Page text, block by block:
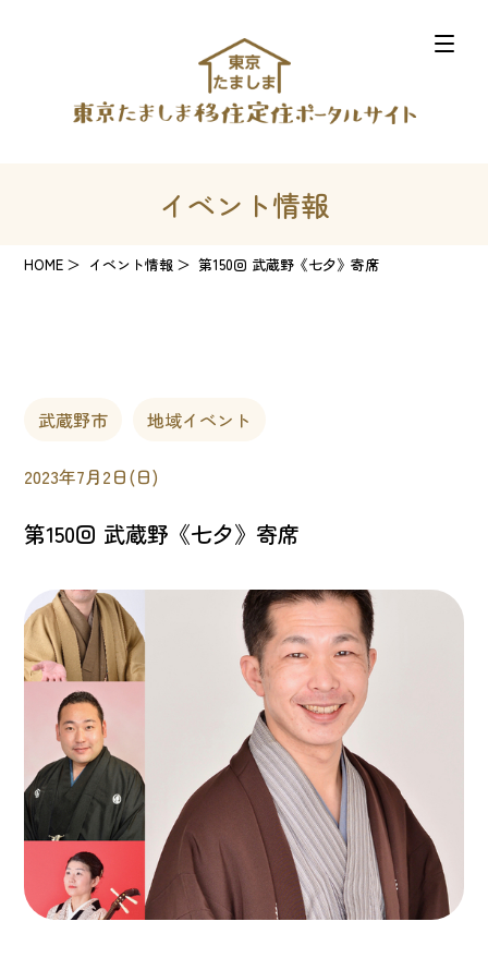
イベント情報
HOME イベント情報 第150回 武蔵野《七夕》寄席
武蔵野市 地域イベント
2023年7月2日(日)
第150回 武蔵野《七夕》寄席